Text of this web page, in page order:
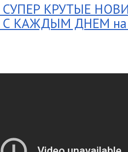
КРУТЫЕ
КАЖДЫМ ДНЕМ на